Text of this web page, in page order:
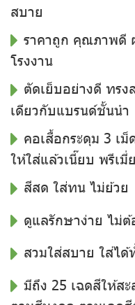
สบาย
ราคาถูก คุณภาพดี
โรงงาน
ตัดเย็บอย่างดี ทร
เดียวกับแบรนด์ชั้นนำ
คอเสื้อกระดุม 3 เ
ให้ใส่แล้วเนี๊ยบ พรีเมี่
สีสด ใส่ทน ไม่ย้วย
ดูแลรักษาง่าย ไม่ต้
สวมใส่สบาย ใส่ไ
มีถึง 25 เฉดสีให้ส